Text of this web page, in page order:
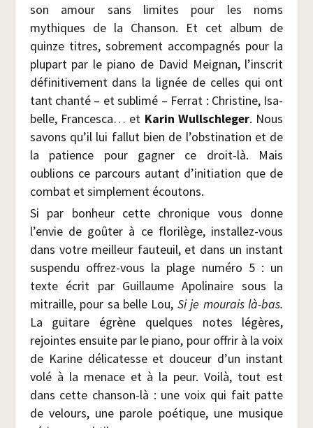
son amour sans limites pour les noms
mythiques de la Chan­son. Et cet album de
quinze titres, sobre­ment accom­pa­gnés pour la
plu­part par le pia­no de David Mei­gnan, l’inscrit
défi­ni­ti­ve­ment dans la lignée de celles qui ont
tant chan­té – et subli­mé – Fer­rat : Chris­tine, Isa­
belle, Fran­ces­ca… et Karin Wull­schle­ger. Nous
savons qu’il lui fal­lut bien de l’obstination et de
la patience pour gagner ce droit-là. Mais
oublions ce par­cours autant d’initiation que de
com­bat et sim­ple­ment écoutons.
Si par bon­heur cette chro­nique vous donne
l’envie de goû­ter à ce flo­ri­lège, ins­tal­lez-vous
dans votre meilleur fau­teuil, et dans un ins­tant
sus­pen­du offrez-vous la plage numé­ro 5 : un
texte écrit par Guillaume Apo­li­naire sous la
mitraille, pour sa belle Lou, Si je mou­rais là-bas.
La gui­tare égrène quelques notes légères,
rejointes ensuite par le pia­no, pour offrir à la voix
de Karine déli­ca­tesse et dou­ceur d’un ins­tant
volé à la menace et à la peur. Voi­là, tout est
dans cette chan­son-là : une voix qui fait patte
de velours, une parole poé­tique, une musique